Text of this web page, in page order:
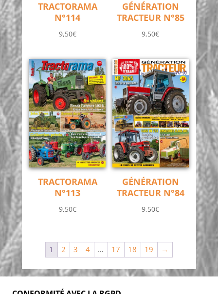
TRACTORAMA
N°114
9,50€
GÉNÉRATION
TRACTEUR N°85
9,50€
TRACTORAMA
N°113
9,50€
GÉNÉRATION
TRACTEUR N°84
9,50€
1 2 3 4 … 17 18 19 →